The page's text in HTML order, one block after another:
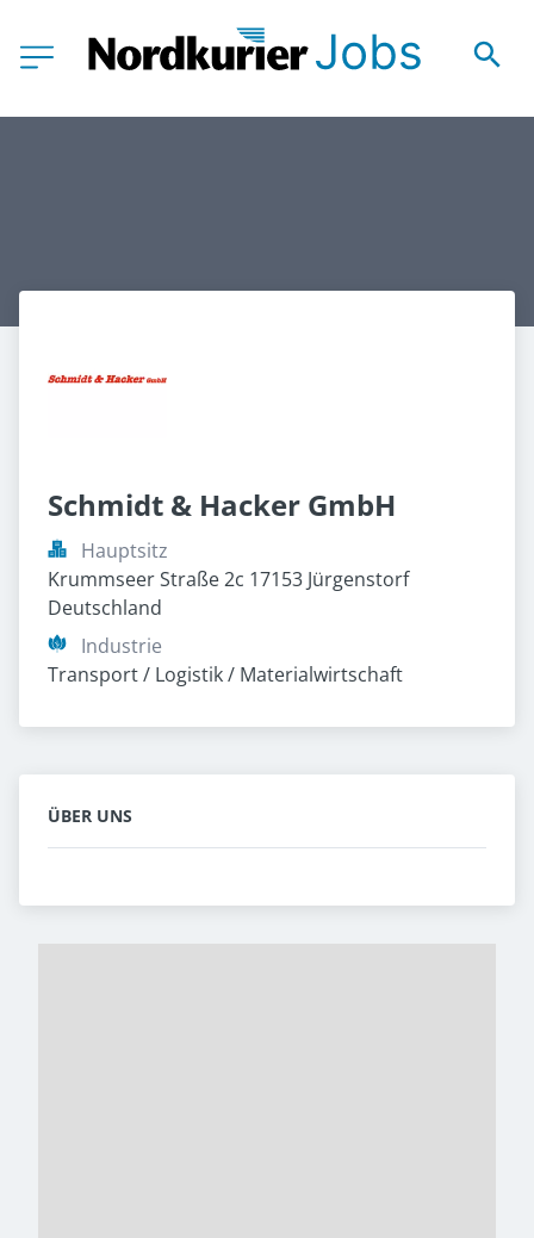
Schmidt & Hacker GmbH
Hauptsitz
Krummseer Straße 2c 17153 Jürgenstorf
Deutschland
Industrie
Transport / Logistik / Materialwirtschaft
ÜBER UNS